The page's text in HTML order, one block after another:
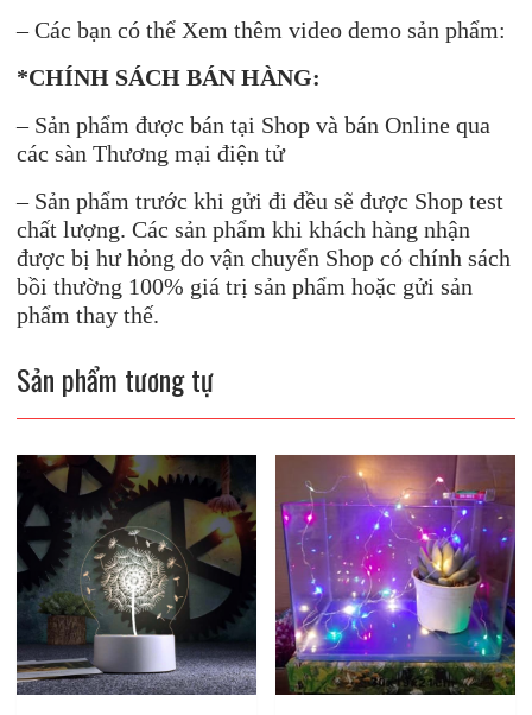
– Các bạn có thể Xem thêm video demo sản phẩm:
*CHÍNH SÁCH BÁN HÀNG:
– Sản phẩm được bán tại Shop và bán Online qua
các sàn Thương mại điện tử
– Sản phẩm trước khi gửi đi đều sẽ được Shop test
chất lượng. Các sản phẩm khi khách hàng nhận
được bị hư hỏng do vận chuyển Shop có chính sách
bồi thường 100% giá trị sản phẩm hoặc gửi sản
phẩm thay thế.
Sản phẩm tương tự